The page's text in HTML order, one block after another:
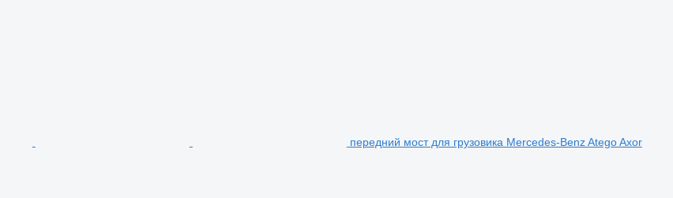
передний мост для грузовика Mercedes-Benz Atego Axor